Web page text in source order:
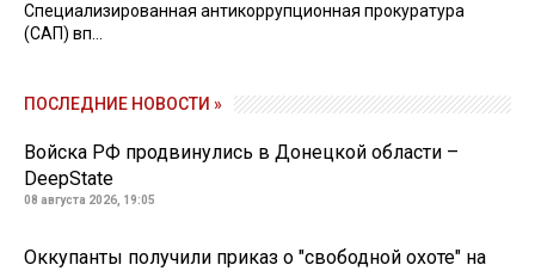
Специализированная антикоррупционная прокуратура
(САП) вп...
ПОСЛЕДНИЕ НОВОСТИ »
Войска РФ продвинулись в Донецкой области –
DeepState
08 августа 2026, 19:05
Оккупанты получили приказ о "свободной охоте" на